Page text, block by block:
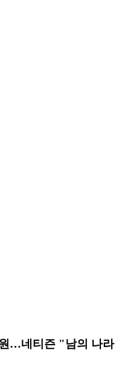
…네티즌 "남의 나라